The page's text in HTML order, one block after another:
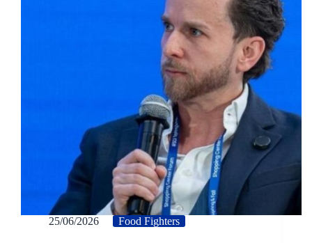
25/06/2026 Food Fighters